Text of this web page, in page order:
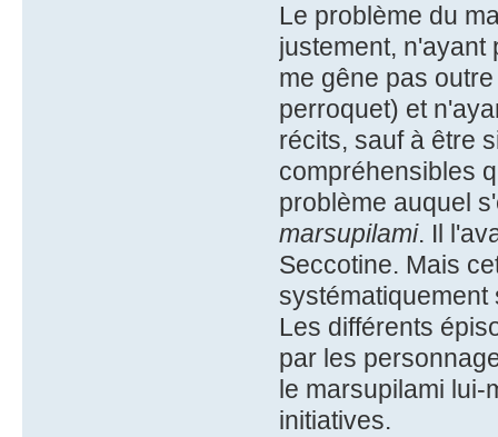
Le problème du
justement,
me gêne pas
perroquet) et
récits, sauf à être
compréhensibles
problème auquel
marsupilami. Il
Seccotine. Mais
systématiquement
Les différents
par les
le marsupilami lui-
initiatives.